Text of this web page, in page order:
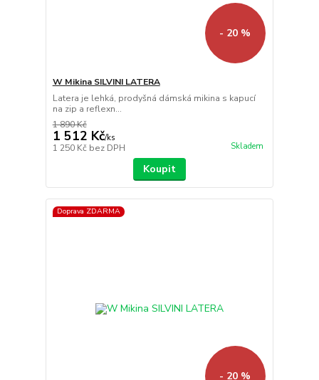
- 20 %
W Mikina SILVINI LATERA
Latera je lehká, prodyšná dámská mikina s kapucí
na zip a reflexn...
1 890 Kč
1 512 Kč/ks
1 250 Kč bez DPH Skladem
Koupit
Doprava ZDARMA
- 20 %